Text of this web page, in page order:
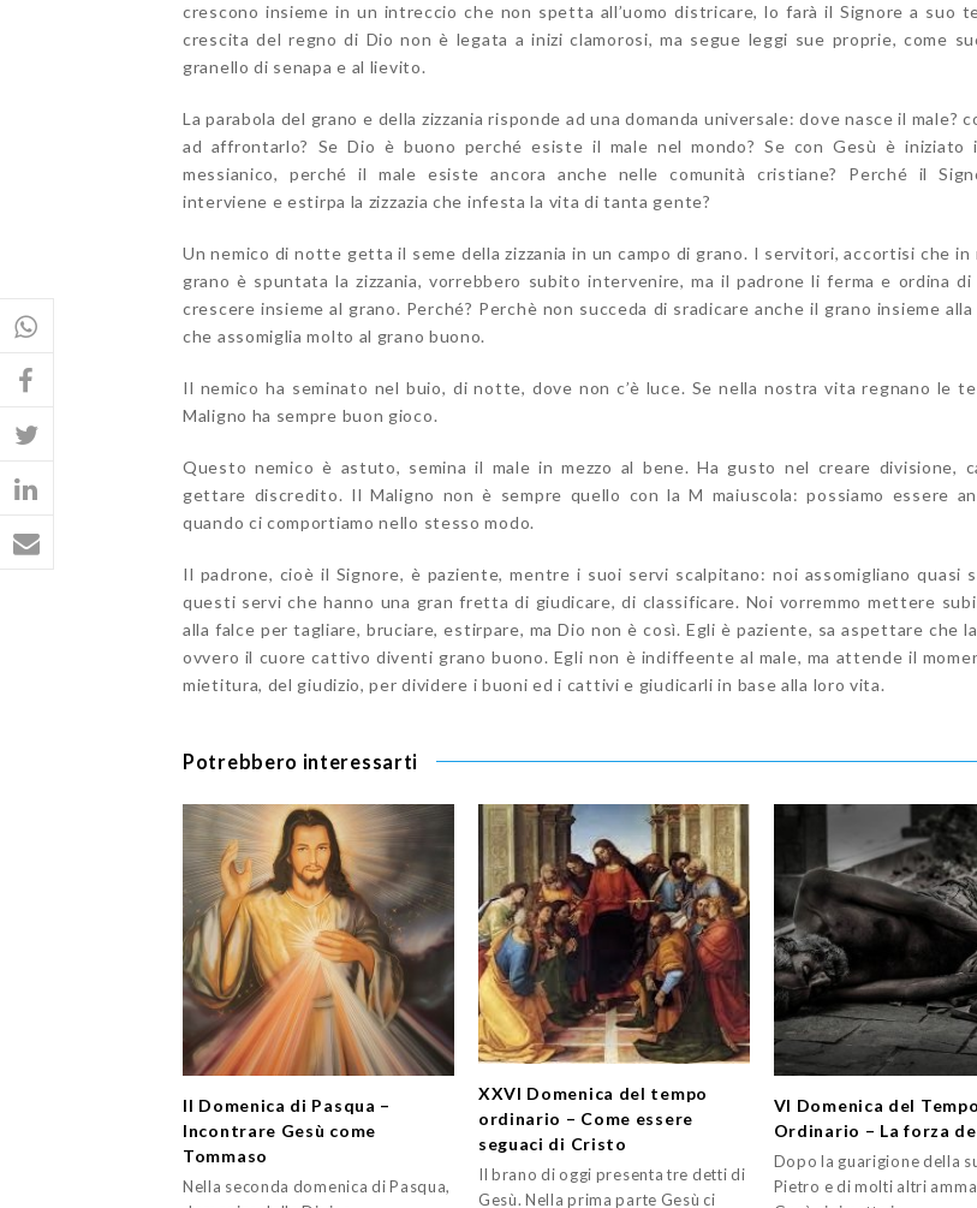
crescono insieme in un intreccio che non spetta all’uomo districare, lo farà il Signore a suo
crescita del regno di Dio non è legata a inizi clamorosi, ma segue leggi sue proprie, come
granello di senapa e al lievito.
La parabola del grano e della zizzania risponde ad una domanda universale: dove nasce il male?
ad affrontarlo? Se Dio è buono perché esiste il male nel mondo? Se con Gesù è iniziato
messianico, perché il male esiste ancora anche nelle comunità cristiane? Perché il
interviene e estirpa la zizzazia che infesta la vita di tanta gente?
Un nemico di notte getta il seme della zizzania in un campo di grano. I servitori, accortisi che in
grano è spuntata la zizzania, vorrebbero subito intervenire, ma il padrone li ferma e ordina di
crescere insieme al grano. Perché? Perchè non succeda di sradicare anche il grano insieme alla
che assomiglia molto al grano buono.
Il nemico ha seminato nel buio, di notte, dove non c’è luce. Se nella nostra vita regnano le
Maligno ha sempre buon gioco.
Questo nemico è astuto, semina il male in mezzo al bene. Ha gusto nel creare divisione,
gettare discredito. Il Maligno non è sempre quello con la M maiuscola: possiamo essere
quando ci comportiamo nello stesso modo.
Il padrone, cioè il Signore, è paziente, mentre i suoi servi scalpitano: noi assomigliano quasi
questi servi che hanno una gran fretta di giudicare, di classificare. Noi vorremmo mettere
alla falce per tagliare, bruciare, estirpare, ma Dio non è così. Egli è paziente, sa aspettare che la
ovvero il cuore cattivo diventi grano buono. Egli non è indiffeente al male, ma attende il
mietitura, del giudizio, per dividere i buoni ed i cattivi e giudicarli in base alla loro vita.
Potrebbero interessarti
II Domenica di Pasqua –
Incontrare Gesù come
Tommaso
Nella seconda domenica di Pasqua,
XXVI Domenica del tempo
ordinario – Come essere
seguaci di Cristo
Il brano di oggi presenta tre detti di
Gesù. Nella prima parte Gesù ci
VI Domenica del Tempo
Ordinario – La forza
Dopo la guarigione della
Pietro e di molti altri